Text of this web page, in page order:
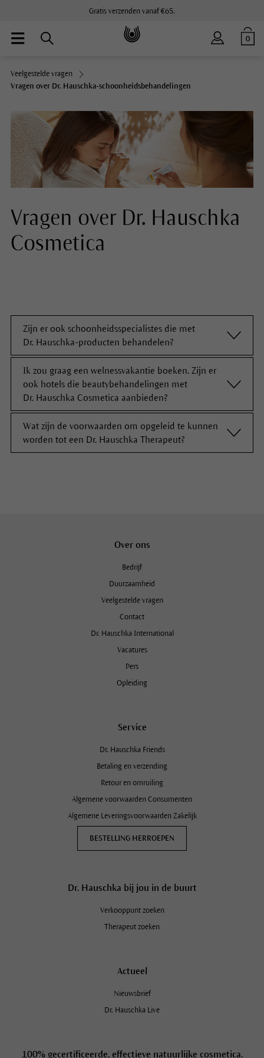
Gratis verzenden vanaf €65.
0
Veelgestelde vragen
Vragen over Dr. Hauschka-schoonheidsbehandelingen
Vragen over Dr. Hauschka
Cosmetica
Zijn er ook schoonheidsspecialistes die met
Dr. Hauschka-producten behandelen?
De Dr. Hauschka Therapeut wordt bij ons op het
hoofdkantoor in Rijswijk opgeleid. Zij hanteert in haar
salon een behandelingsmethode die op jouw huid en
de Dr. Hauschka-producten zijn afgestemd. Een lijst
van deDr. HauschkaTherapeuten bij jou in de buurt
vind jehier!
Ik zou graag een welnessvakantie boeken. Zijn er
ook hotels die beautybehandelingen met
Dr. Hauschka Cosmetica aanbieden?
Wellnesshotels die met Dr. Hauschka-producten
werken, vind jehier!
Wat zijn de voorwaarden om opgeleid te kunnen
worden tot een Dr. Hauschka Therapeut?
Over ons
Bedrijf
Duurzaamheid
Veelgestelde vragen
Contact
Dr. Hauschka International
Vacatures
Pers
Opleiding
Service
Dr. Hauschka Friends
Betaling en verzending
Retour en omruiling
Algemene voorwaarden Consumenten
Algemene Leveringsvoorwaarden Zakelijk
BESTELLING HERROEPEN
Dr. Hauschka bij jou in de buurt
Verkooppunt zoeken
Therapeut zoeken
Actueel
Nieuwsbrief
Dr. Hauschka Live
100% gecertificeerde, effectieve natuurlijke cosmetica.